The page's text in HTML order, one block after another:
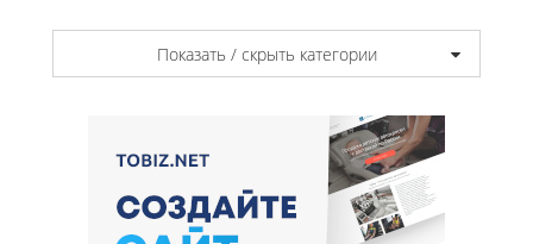
Показать / скрыть категории